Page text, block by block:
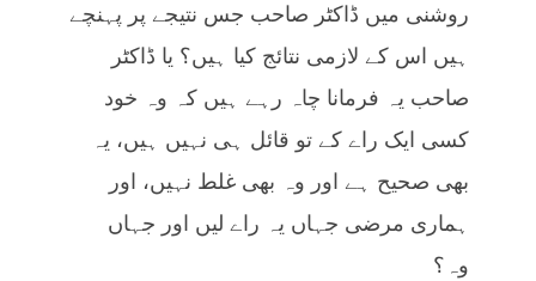
روشنی میں ڈاکٹر صاحب جس نتیجے پر پہنچے
ہیں اس کے لازمی نتائج کیا ہیں؟ یا ڈاکٹر
صاحب یہ فرمانا چاہ رہے ہیں کہ وہ خود
کسی ایک راے کے تو قائل ہی نہیں ہیں، یہ
بھی صحیح ہے اور وہ بھی غلط نہیں، اور
ہماری مرضی جہاں یہ راے لیں اور جہاں
وہ؟